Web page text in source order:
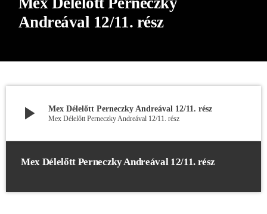
Andreával 12/11. rész
play_arrow Mex Délelőtt Perneczky Andreával 12/11. rész
Mex Délelőtt Perneczky Andreával 12/11. rész
Mex Délelőtt Perneczky Andreával 12/11. rész